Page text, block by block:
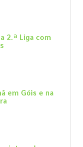
2.ª Liga com
em Góis e na